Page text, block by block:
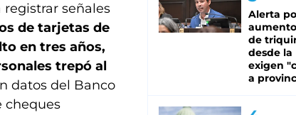
registrar señales
de tarjetas de
en tres años,
trepó al
datos del Banco
cheques
Alerta
de
desde la
exigen
a